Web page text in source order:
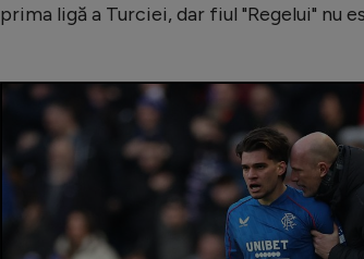
prima ligă a Turciei, dar fiul "Regelui"